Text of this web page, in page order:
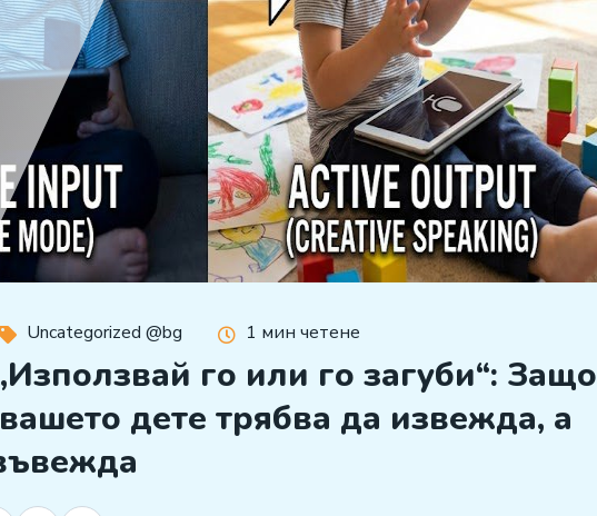
Uncategorized @bg 1 мин четене
го или го загуби“: Защо
дете трябва да извежда, а